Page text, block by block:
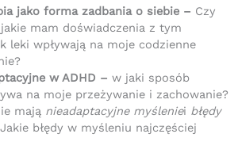
jako forma zadbania o siebie – Czy
mam doświadczenia z tym
leki wpływają na moje codzienne
w ADHD – w jaki sposób
na moje przeżywanie i zachowanie?
mają nieadaptacyjne myśleniei błędy
błędy w myśleniu najczęściej